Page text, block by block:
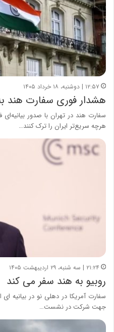
۱۲:۵۷ | دوشنبه، ۱۸ خرداد ۱۴۰۵
هشدار فوری سفارت هند
سفارت هند در تهران ‌با صدور
هرچه سریع‌تر ایران را ترک کنند…
۲۱:۲۴ | سه شنبه، ۲۹ اردیبهشت ۱۴۰۵
روبیو به هند سفر می کند
سفارت آمریکا در دهلی نو در بیانیه
جهت شرکت در نشست…